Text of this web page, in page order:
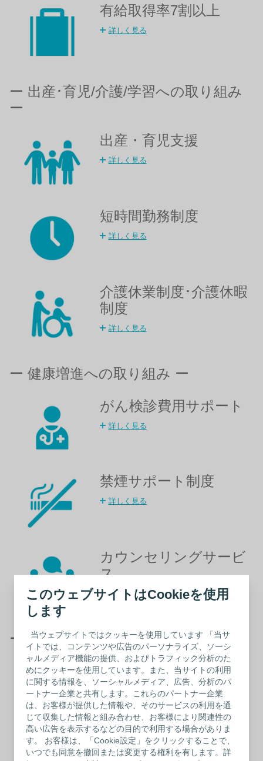
このウェブサイトはCookieを使用
します
当ウェブサイトではクッキーを使用しています 「当サ
イトでは、コンテンツや広告のパーソナライズ、ソーシ
ャルメディア機能の提供、およびトラフィック分析のた
めにクッキーを使用しています。また、当サイトの利用
に関する情報を、ソーシャルメディア、広告、分析のパ
ートナー企業と共有します。これらのパートナー企業
は、お客様が提供した情報や、そのサービスの利用を通
じて収集した情報と組み合わせ、お客様により関連性の
高い広告を表示するなどの目的で利用する場合がありま
す。 お客様は、「Cookie設定」をクリックすることで、
いつでも同意を撤回または変更する権利を有します。詳
有給取得率7割以上​
詳しく見る
ー 出産･育児/介護/学習への取り組み
ー
出産・育児支援
詳しく見る
短時間勤務制度
詳しく見る
介護休業制度･介護休暇
制度​
詳しく見る
ー 健康増進への取り組み ー
がん検診費用サポート
詳しく見る
禁煙サポート制度
詳しく見る
カウンセリングサービ
ス
詳しく見る
ー キャリア支援への取り組み ー
社内公募制度
詳しく見る
ビジネスEラーニング